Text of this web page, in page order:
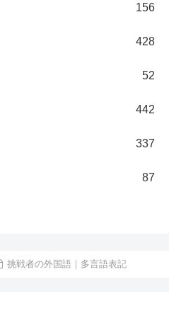
156
428
52
442
337
87
挑戦者の外国語｜多言語表記